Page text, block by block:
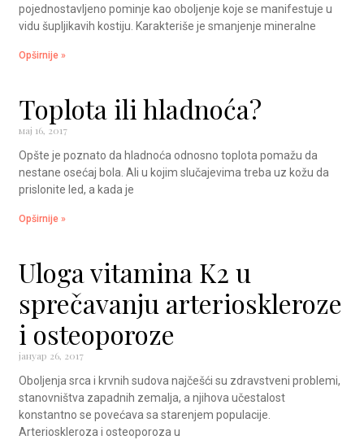
pojednostavljeno pominje kao oboljenje koje se manifestuje u
vidu šupljikavih kostiju. Karakteriše je smanjenje mineralne
Opširnije »
Toplota ili hladnoća?
мај 16, 2017
Opšte je poznato da hladnoća odnosno toplota pomažu da
nestane osećaj bola. Ali u kojim slučajevima treba uz kožu da
prislonite led, a kada je
Opširnije »
Uloga vitamina K2 u
sprečavanju arterioskleroze
i osteoporoze
јануар 26, 2017
Oboljenja srca i krvnih sudova najčešći su zdravstveni problemi,
stanovništva zapadnih zemalja, a njihova učestalost
konstantno se povećava sa starenjem populacije.
Arterioskleroza i osteoporoza u